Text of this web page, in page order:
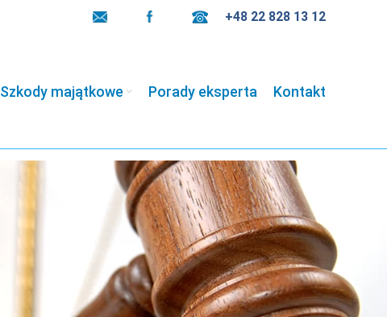
+48 22 828 13 12
Szkody majątkowe Porady eksperta Kontakt